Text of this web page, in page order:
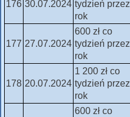
176 30.07.2024 tydzień przez
rok
177 27.07.2024
600 zł co
tydzień przez
rok
178 20.07.2024
1 200 zł co
tydzień przez
rok
600 zł co